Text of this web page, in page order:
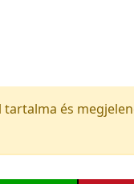
tartalma és